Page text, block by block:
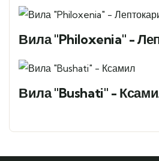
Вила "Philoxenia" -
Вила "Bushati" -